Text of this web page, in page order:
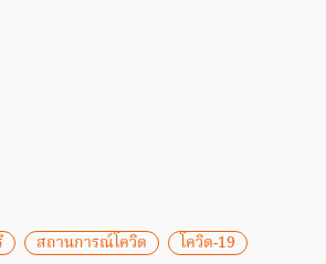
สถานการณ์โควิด โควิด-19